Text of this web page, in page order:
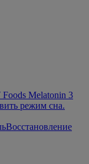
Melatonin 3
режим сна.
Восстановление